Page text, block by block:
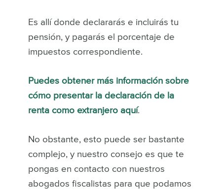
Es allí donde declararás e incluirás tu
pensión, y pagarás el porcentaje de
impuestos correspondiente.
Puedes obtener más información sobre
cómo presentar la declaración de la
renta como extranjero aquí.
No obstante, esto puede ser bastante
complejo, y nuestro consejo es que te
pongas en contacto con nuestros
abogados fiscalistas para que podamos